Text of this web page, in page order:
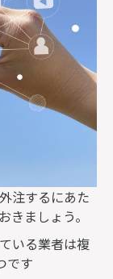
注するにあた
きましょう。
いる業者は複
です